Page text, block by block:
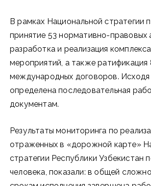
В рамках Национальной стратегии
принятие 53 нормативно-правовых
разработка и реализация
мероприятий, а также ратификация
международных договоров. Исходя
определена последовательная
документам.
Результаты мониторинга по
отраженных в «дорожной карте»
стратегии Республики Узбекистан
человека, показали: в общей